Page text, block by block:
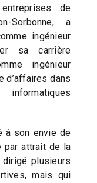
entreprises de
Sorbonne, a
ingénieur
sa carrière
ingénieur
d’affaires dans
à son envie de
par attrait de la
plusieurs
mais qui